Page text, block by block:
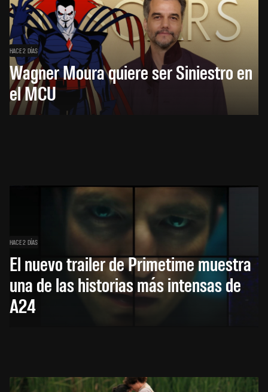
HACE 2 DÍAS
Wagner Moura quiere ser Siniestro en
el MCU
HACE 2 DÍAS
El nuevo trailer de Primetime muestra
una de las historias más intensas de
A24